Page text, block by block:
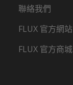
聯絡我們
FLUX 官方網站
FLUX 官方商城